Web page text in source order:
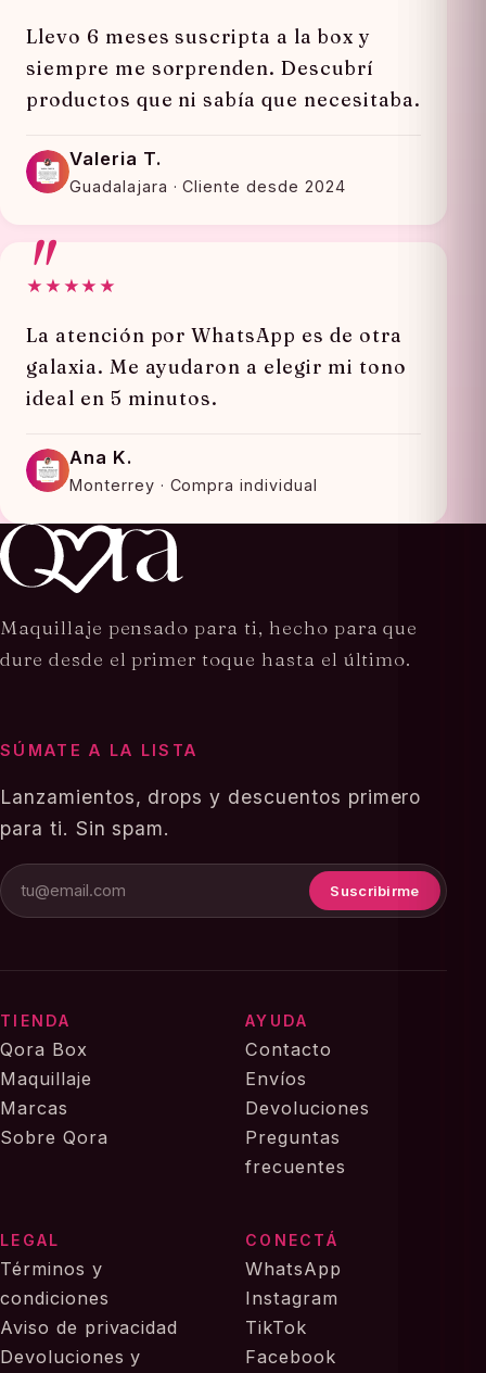
Llevo 6 meses suscripta a la box y
siempre me sorprenden. Descubrí
productos que ni sabía que necesitaba.
Valeria T.
Guadalajara · Cliente desde 2024
★★★★★
La atención por WhatsApp es de otra
galaxia. Me ayudaron a elegir mi tono
ideal en 5 minutos.
Ana K.
Monterrey · Compra individual
Maquillaje pensado para ti, hecho para que
dure desde el primer toque hasta el último.
SÚMATE A LA LISTA
Lanzamientos, drops y descuentos primero
para ti. Sin spam.
Suscribirme
TIENDA
Qora Box
Maquillaje
Marcas
Sobre Qora
AYUDA
Contacto
Envíos
Devoluciones
Preguntas
frecuentes
LEGAL
Términos y
condiciones
Aviso de privacidad
Devoluciones y
CONECTÁ
WhatsApp
Instagram
TikTok
Facebook